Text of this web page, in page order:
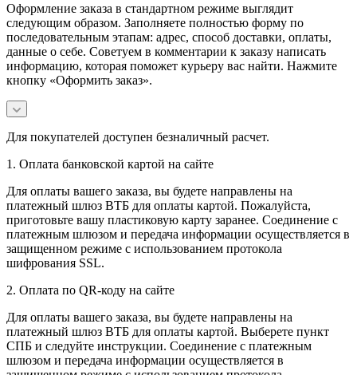
Оформление заказа в стандартном режиме выглядит
следующим образом. Заполняете полностью форму по
последовательным этапам: адрес, способ доставки, оплаты,
данные о себе. Советуем в комментарии к заказу написать
информацию, которая поможет курьеру вас найти. Нажмите
кнопку «Оформить заказ».
Для покупателей доступен безналичный расчет.
1. Оплата банковской картой на сайте
Для оплаты вашего заказа, вы будете направлены на
платежный шлюз ВТБ для оплаты картой. Пожалуйста,
приготовьте вашу пластиковую карту заранее. Соединение с
платежным шлюзом и передача информации осуществляется в
защищенном режиме с использованием протокола
шифрования SSL.
2. Оплата по QR-коду на сайте
Для оплаты вашего заказа, вы будете направлены на
платежный шлюз ВТБ для оплаты картой. Выберете пункт
СПБ и следуйте инструкции. Соединение с платежным
шлюзом и передача информации осуществляется в